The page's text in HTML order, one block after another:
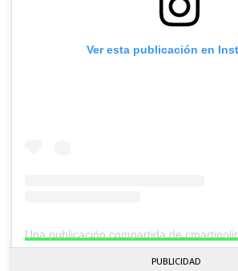
Ver esta publicación en
PUBLICIDAD